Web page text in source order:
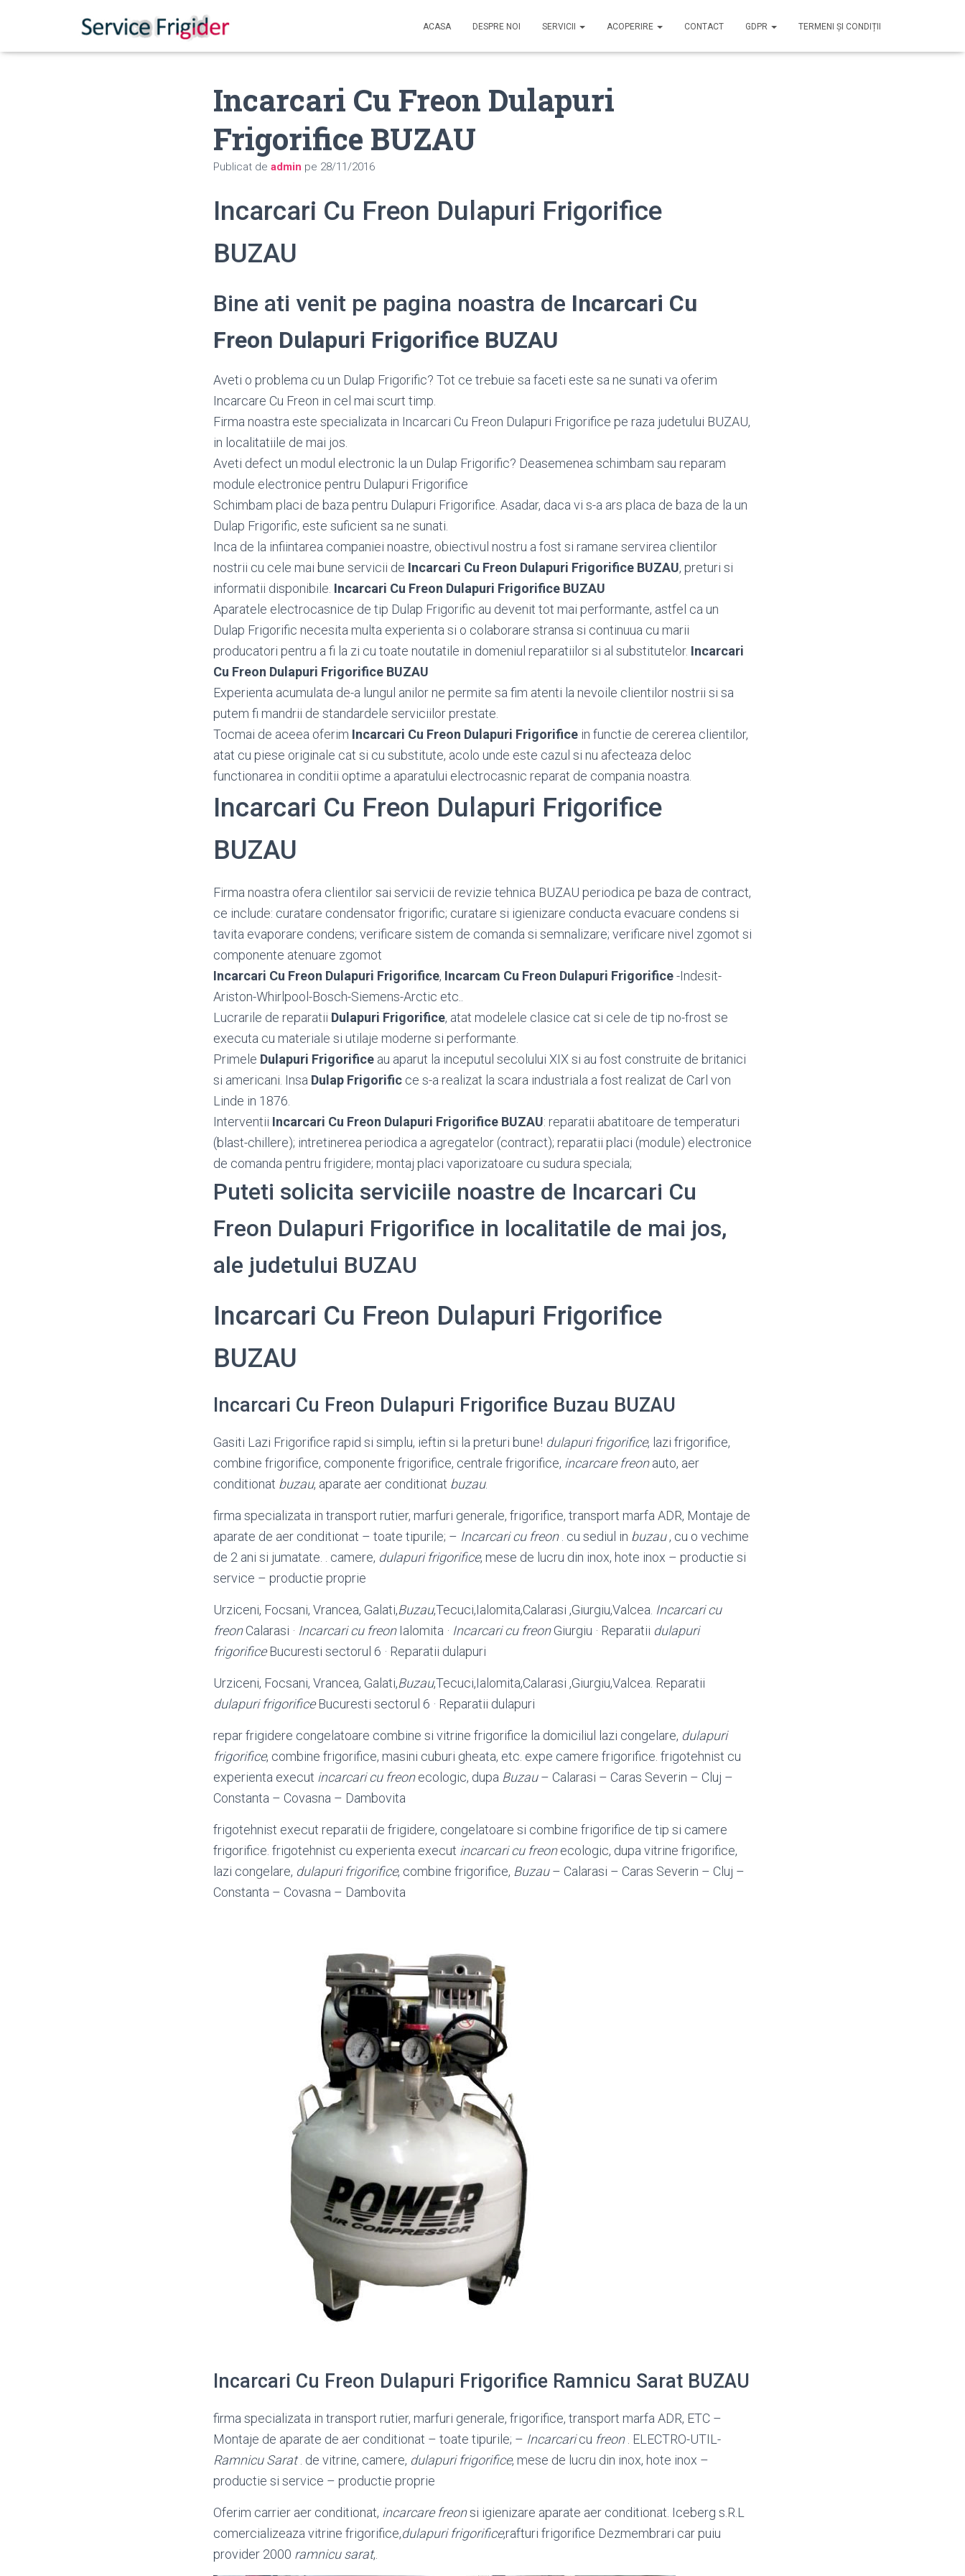
ACASA DESPRE NOI SERVICII ACOPERIRE CONTACT GDPR TERMENI ȘI CONDIȚII
Incarcari Cu Freon Dulapuri
Frigorifice BUZAU
Publicat de admin pe 28/11/2016
Incarcari Cu Freon Dulapuri Frigorifice
BUZAU
Bine ati venit pe pagina noastra de Incarcari Cu
Freon Dulapuri Frigorifice BUZAU
Aveti o problema cu un Dulap Frigorific? Tot ce trebuie sa faceti este sa ne sunati va oferim
Incarcare Cu Freon in cel mai scurt timp.
Firma noastra este specializata in Incarcari Cu Freon Dulapuri Frigorifice pe raza judetului BUZAU,
in localitatiile de mai jos.
Aveti defect un modul electronic la un Dulap Frigorific? Deasemenea schimbam sau reparam
module electronice pentru Dulapuri Frigorifice
Schimbam placi de baza pentru Dulapuri Frigorifice. Asadar, daca vi s-a ars placa de baza de la un
Dulap Frigorific, este suficient sa ne sunati.
Inca de la infiintarea companiei noastre, obiectivul nostru a fost si ramane servirea clientilor
nostrii cu cele mai bune servicii de Incarcari Cu Freon Dulapuri Frigorifice BUZAU, preturi si
informatii disponibile. Incarcari Cu Freon Dulapuri Frigorifice BUZAU
Aparatele electrocasnice de tip Dulap Frigorific au devenit tot mai performante, astfel ca un
Dulap Frigorific necesita multa experienta si o colaborare stransa si continuua cu marii
producatori pentru a fi la zi cu toate noutatile in domeniul reparatiilor si al substitutelor. Incarcari
Cu Freon Dulapuri Frigorifice BUZAU
Experienta acumulata de-a lungul anilor ne permite sa fim atenti la nevoile clientilor nostrii si sa
putem fi mandrii de standardele serviciilor prestate.
Tocmai de aceea oferim Incarcari Cu Freon Dulapuri Frigorifice in functie de cererea clientilor,
atat cu piese originale cat si cu substitute, acolo unde este cazul si nu afecteaza deloc
functionarea in conditii optime a aparatului electrocasnic reparat de compania noastra.
Incarcari Cu Freon Dulapuri Frigorifice
BUZAU
Firma noastra ofera clientilor sai servicii de revizie tehnica BUZAU periodica pe baza de contract,
ce include: curatare condensator frigorific; curatare si igienizare conducta evacuare condens si
tavita evaporare condens; verificare sistem de comanda si semnalizare; verificare nivel zgomot si
componente atenuare zgomot
Incarcari Cu Freon Dulapuri Frigorifice, Incarcam Cu Freon Dulapuri Frigorifice-Indesit-
Ariston-Whirlpool-Bosch-Siemens-Arctic etc..
Lucrarile de reparatii Dulapuri Frigorifice, atat modelele clasice cat si cele de tip no-frost se
executa cu materiale si utilaje moderne si performante.
Primele Dulapuri Frigorifice au aparut la inceputul secolului XIX si au fost construite de britanici
si americani. Insa Dulap Frigorific ce s-a realizat la scara industriala a fost realizat de Carl von
Linde in 1876.
Interventii Incarcari Cu Freon Dulapuri Frigorifice BUZAU: reparatii abatitoare de temperaturi
(blast-chillere); intretinerea periodica a agregatelor (contract); reparatii placi (module) electronice
de comanda pentru frigidere; montaj placi vaporizatoare cu sudura speciala;
Puteti solicita serviciile noastre de Incarcari Cu
Freon Dulapuri Frigorifice in localitatile de mai jos,
ale judetului BUZAU
Incarcari Cu Freon Dulapuri Frigorifice
BUZAU
Incarcari Cu Freon Dulapuri Frigorifice Buzau BUZAU
Gasiti Lazi Frigorifice rapid si simplu, ieftin si la preturi bune! dulapuri frigorifice, lazi frigorifice,
combine frigorifice, componente frigorifice, centrale frigorifice, incarcare freonauto, aer
conditionat buzau, aparate aer conditionat buzau.
firma specializata in transport rutier, marfuri generale, frigorifice, transport marfa ADR, Montaje de
aparate de aer conditionat – toate tipurile; – Incarcari cu freon. cu sediul in buzau, cu o vechime
de 2 ani si jumatate. . camere, dulapuri frigorifice, mese de lucru din inox, hote inox – productie si
service – productie proprie
Urziceni, Focsani, Vrancea, Galati,Buzau,Tecuci,Ialomita,Calarasi ,Giurgiu,Valcea. Incarcari cu
freonCalarasi · Incarcari cu freonIalomita · Incarcari cu freonGiurgiu · Reparatii dulapuri
frigorificeBucuresti sectorul 6 · Reparatii dulapuri
Urziceni, Focsani, Vrancea, Galati,Buzau,Tecuci,Ialomita,Calarasi ,Giurgiu,Valcea. Reparatii
dulapuri frigorificeBucuresti sectorul 6 · Reparatii dulapuri
repar frigidere congelatoare combine si vitrine frigorifice la domiciliul lazi congelare, dulapuri
frigorifice, combine frigorifice, masini cuburi gheata, etc. expe camere frigorifice. frigotehnist cu
experienta execut incarcari cu freonecologic, dupa Buzau– Calarasi – Caras Severin – Cluj –
Constanta – Covasna – Dambovita
frigotehnist execut reparatii de frigidere, congelatoare si combine frigorifice de tip si camere
frigorifice. frigotehnist cu experienta execut incarcari cu freonecologic, dupa vitrine frigorifice,
lazi congelare, dulapuri frigorifice, combine frigorifice, Buzau– Calarasi – Caras Severin – Cluj –
Constanta – Covasna – Dambovita
Incarcari Cu Freon Dulapuri Frigorifice Ramnicu Sarat BUZAU
firma specializata in transport rutier, marfuri generale, frigorifice, transport marfa ADR, ETC –
Montaje de aparate de aer conditionat – toate tipurile; – Incarcaricu freon. ELECTRO-UTIL-
Ramnicu Sarat. de vitrine, camere, dulapuri frigorifice, mese de lucru din inox, hote inox –
productie si service – productie proprie
Oferim carrier aer conditionat, incarcare freonsi igienizare aparate aer conditionat. Iceberg s.R.L
comercializeaza vitrine frigorifice,dulapuri frigorifice,rafturi frigorifice Dezmembrari car puiu
provider 2000 ramnicu sarat,.